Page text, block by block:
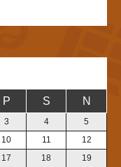
P S N
3 4
5
10 11
12
17 18 19